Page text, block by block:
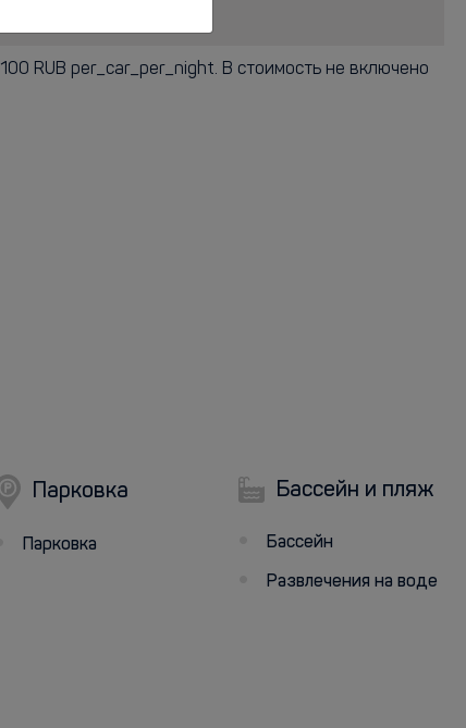
100 RUB per_car_per_night. В стоимость не включено
Парковка
Парковка
Бассейн и пляж
Бассейн
Развлечения на воде